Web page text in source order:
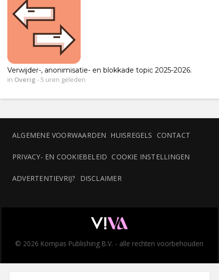
Verwijder-, anonimisatie- en blokkade topic 2025-2026.
in Overig -5 uren geleden
ALGEMENE VOORWAARDEN HUISREGELS CONTACT
PRIVACY- EN COOKIEBELEID COOKIE INSTELLINGEN
ADVERTENTIEVRIJ? DISCLAIMER
© 2026 Kompas Publishing B.V. - alle rechten voorbehouden